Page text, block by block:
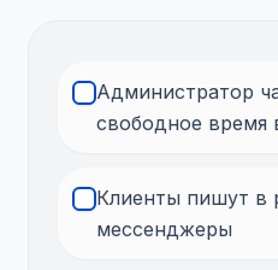
Администратор
свободное время
Клиенты пишут в
мессенджеры